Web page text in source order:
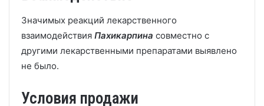
Значимых реакций лекарственного
взаимодействия Пахикарпина совместно с
другими лекарственными препаратами выявлено
не было.
Условия продажи